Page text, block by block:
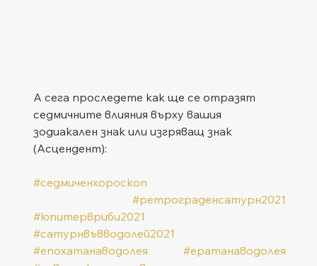
А сега проследете как ще се отразят
седмичните влияния върху вашия
зодиакален знак или изгряващ знак
(Асцендент):
#седмиченхороскоп
#ретрограденсатурн2021
#юпитервриби2021
#сатурнвъвводолей2021
#епохатанаводолея
#ератанаводолея